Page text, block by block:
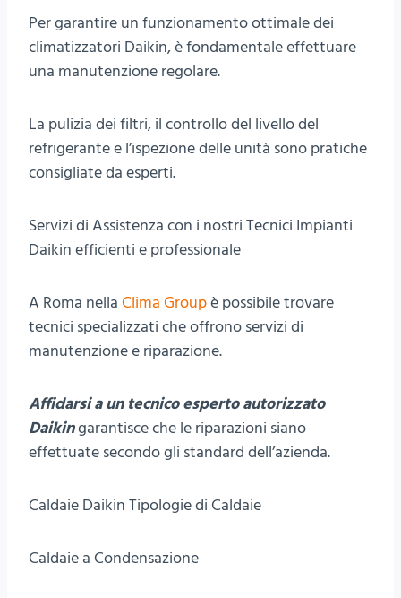
Per garantire un funzionamento ottimale dei
climatizzatori Daikin, è fondamentale effettuare
una manutenzione regolare.
La pulizia dei filtri, il controllo del livello del
refrigerante e l’ispezione delle unità sono pratiche
consigliate da esperti.
Servizi di Assistenza con i nostri Tecnici Impianti
Daikin efficienti e professionale
A Roma nella Clima Groupè possibile trovare
tecnici specializzati che offrono servizi di
manutenzione e riparazione.
Affidarsi a un tecnico esperto autorizzato
Daikingarantisce che le riparazioni siano
effettuate secondo gli standard dell’azienda.
Caldaie Daikin Tipologie di Caldaie
Caldaie a Condensazione